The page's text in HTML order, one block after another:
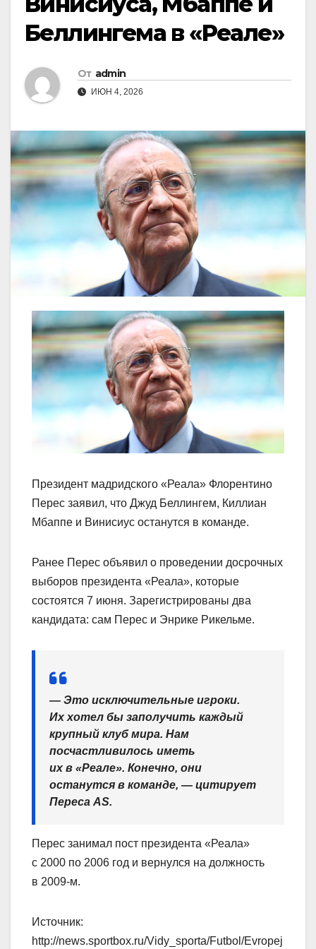
Беллингема в «Реале»
От admin
ИЮН 4, 2026
Президент мадридского «Реала» Флорентино
Перес заявил, что Джуд Беллингем, Киллиан
Мбаппе и Винисиус останутся в команде.
Ранее Перес объявил о проведении досрочных
выборов президента «Реала», которые
состоятся 7 июня. Зарегистрированы два
кандидата: сам Перес и Энрике Рикельме.
— Это исключительные игроки.
Их хотел бы заполучить каждый
крупный клуб мира. Нам
посчастливилось иметь
их в «Реале». Конечно, они
останутся в команде, — цитирует
Переса AS.
Перес занимал пост президента «Реала»
с 2000 по 2006 год и вернулся на должность
в 2009‑м.
Источник:
http://news.sportbox.ru/Vidy_sporta/Futbol/Evropej